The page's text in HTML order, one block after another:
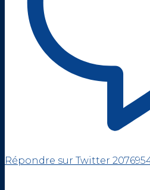
Répondre sur Twitter